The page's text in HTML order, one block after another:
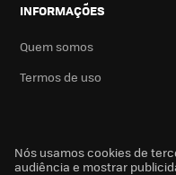
INFORMAÇÕES
Quem somos
Termos de uso
Nós usamos cookies de
audiência e mostrar